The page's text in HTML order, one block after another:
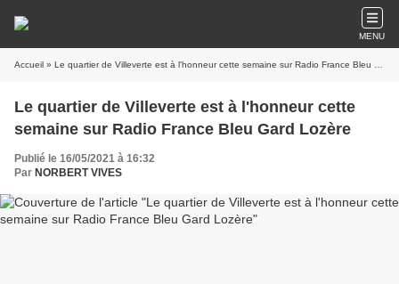
MENU
Accueil » Le quartier de Villeverte est à l'honneur cette semaine sur Radio France Bleu Gard Lozère
Le quartier de Villeverte est à l'honneur cette
semaine sur Radio France Bleu Gard Lozère
Publié le 16/05/2021 à 16:32
Par NORBERT VIVES